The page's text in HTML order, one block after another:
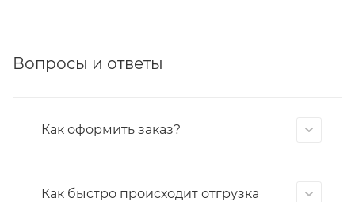
Вопросы и ответы
Как оформить заказ?
Как быстро происходит отгрузка